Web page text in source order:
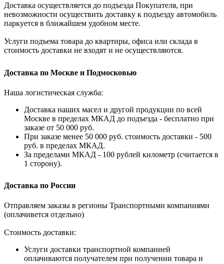
Доставка осуществляется до подъезда Покупателя, при
невозможности осуществить доставку к подъезду автомобиль
паркуется в ближайшем удобном месте.
Услуги подъема товара до квартиры, офиса или склада в
стоимость доставки не входят и не осуществляются.
Доставка по Москве и Подмосковью
Наша логистическая служба:
Доставка наших масел и другой продукции по всей
Москве в пределах МКАД до подъезда - бесплатно при
заказе от 50 000 руб.
При заказе менее 50 000 руб. стоимость доставки - 500
руб. в пределах МКАД.
За пределами МКАД - 100 рублей километр (считается в
1 сторону).
Доставка по России
Отправляем заказы в регионы Транспортными компаниями
(оплачивется отдельно)
Стоимость доставки:
Услуги доставки транспортной компанией
оплачиваются получателем при получении товара и